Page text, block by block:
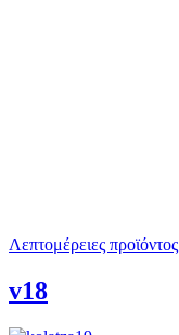
Λεπτομέρειες προϊόντος
v18